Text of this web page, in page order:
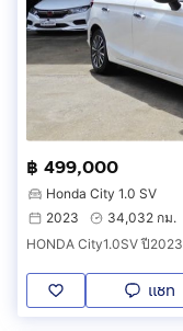
฿ 499,000
Honda City 1.0 SV
2023
34,032 กม.
HONDA City1.0SV ปี2023
แชท